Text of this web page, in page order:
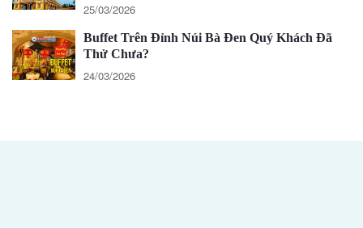
25/03/2026
Buffet Trên Đỉnh Núi Bà Đen Quý Khách Đã
Thử Chưa?
24/03/2026